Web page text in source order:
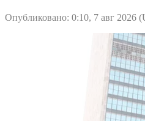
Опубликовано: 0:10, 7 авг 2026